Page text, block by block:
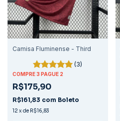
Camisa Fluminense - Third
(3)
COMPRE 3 PAGUE 2
R$175,90
R$161,83 com Boleto
12 xde R$16,83